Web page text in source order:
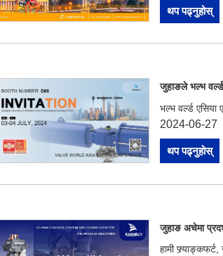
थप पढ्नुहोस्
जुहाङले भल्भ
भल्भ वर्ल्ड
2024-06-27
थप पढ्नुहोस्
जुहाङ अचेमा
हामी